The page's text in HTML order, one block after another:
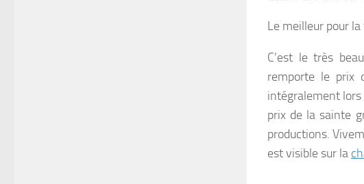
Le meilleur pour la
C’est le très
remporte le prix
intégralement lors
prix de la sainte
productions.
est visible sur la